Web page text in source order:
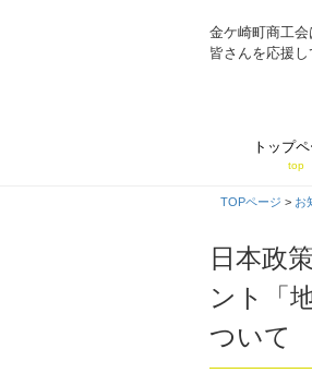
金ケ崎町商工
皆さんを応援し
トップ
top
TOPページ > お
日本政
ント「
ついて